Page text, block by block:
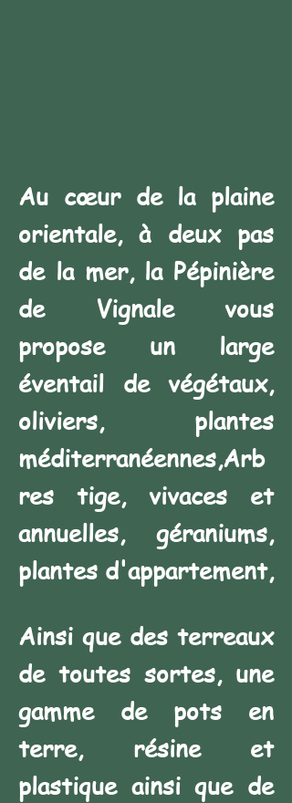
Au cœur de la plaine
orientale, à deux pas
de la mer, la Pépinière
de Vignale vous
propose un large
éventail de végétaux,
oliviers, plantes
méditerranéennes,Arb
res tige, vivaces et
annuelles, géraniums,
plantes d'appartement,
Ainsi que des terreaux
de toutes sortes, une
gamme de pots en
terre, résine et
plastique ainsi que de